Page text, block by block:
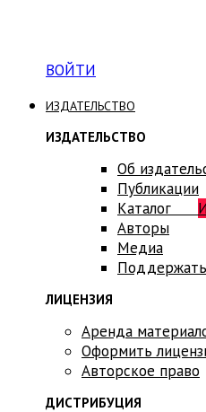
ВОЙТИ
ИЗДАТЕЛЬСТВО
ИЗДАТЕЛЬСТВО
Об
Публикации
Каталог
Авторы
Медиа
ЛИЦЕНЗИЯ
Аренда
Оформить
Авторское право
ДИСТРИБУЦИЯ